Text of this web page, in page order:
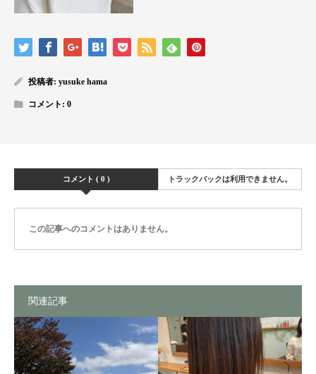
投稿者: yusuke hama
コメント: 0
コメント ( 0 ) トラックバックは利用できません。
この記事へのコメントはありません。
関連記事